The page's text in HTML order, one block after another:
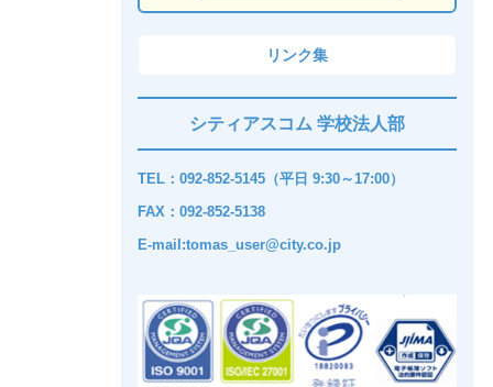
リンク集
シティアスコム 学校法人部
TEL：092-852-5145（平日 9:30～17:00）
FAX：092-852-5138
E-mail:tomas_user@city.co.jp